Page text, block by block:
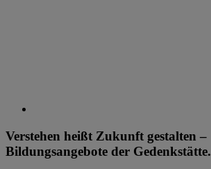
Verstehen heißt Zukunft gestalten –
Bildungsangebote der Gedenkstätte.